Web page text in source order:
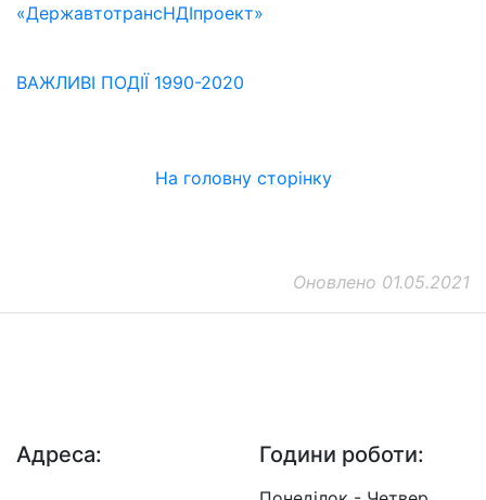
«ДержавтотрансНДІпроект»
ВАЖЛИВІ ПОДІЇ 1990-2020
На головну сторінку
Оновлено 01.05.2021
Адреса: Години роботи: